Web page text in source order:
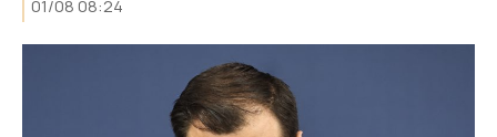
01/08 08:24